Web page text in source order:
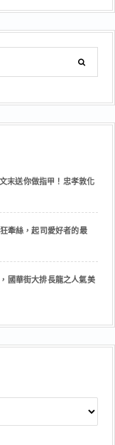
末送你做指甲！忠孝敦化
牽絲，起司愛好者的最
國華街大排長龍之人氣美